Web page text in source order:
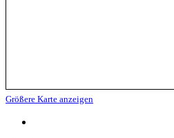
Größere Karte anzeigen